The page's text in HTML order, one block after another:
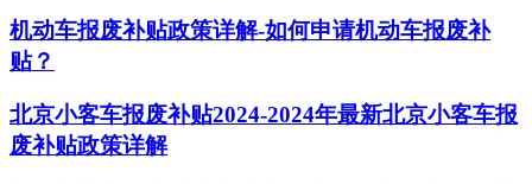
机动车报废补贴政策详解-如何申请机动车报废补
贴？
北京小客车报废补贴2024-2024年最新北京小客车报
废补贴政策详解